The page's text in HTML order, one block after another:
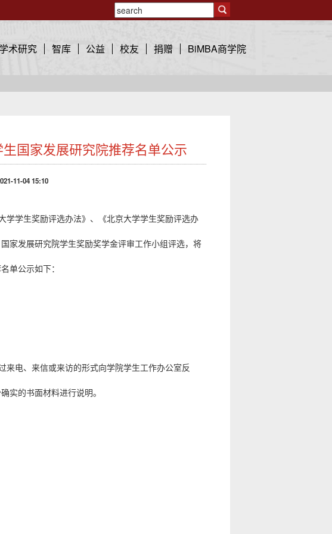
学术研究 智库 公益 校友 捐赠 BiMBA商学院
国家发展研究院推荐名单公示
11-04 15:10
学学生奖励评选办法》、《北京大学学生奖励评选办
家发展研究院学生奖励奖学金评审工作小组评选，将
单公示如下：
来电、来信或来访的形式向学院学生工作办公室反
实的书面材料进行说明。